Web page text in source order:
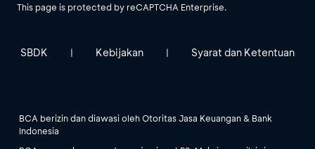
This page is protected by reCAPTCHA Enterprise.
SBDK | Kebijakan | Syarat dan Ketentuan
BCA berizin dan diawasi oleh Otoritas Jasa Keuangan & Bank
Indonesia